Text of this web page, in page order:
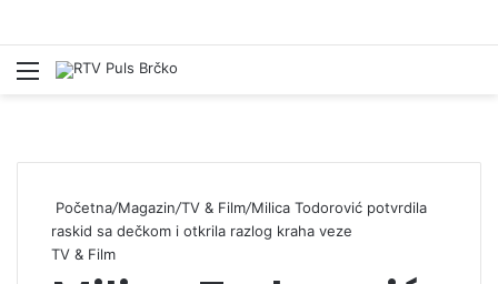
Izbornik
Početna/Magazin/TV & Film/Milica Todorović potvrdila
raskid sa dečkom i otkrila razlog kraha veze
TV & Film